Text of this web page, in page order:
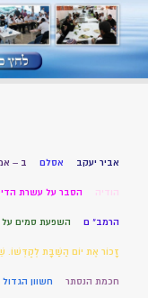
אביר יעקב אסלם ב –
הודיה הסבר על עשרת
הרמב" ם השפעת סמים על
זָכוֹר אֶת יוֹם הַשַּׁבָּת לְקַדְּשׁוֹ.
חכמת הנסתר חשוון הגדול